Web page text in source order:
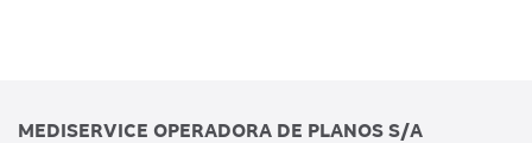
MEDISERVICE OPERADORA DE PLANOS S/A